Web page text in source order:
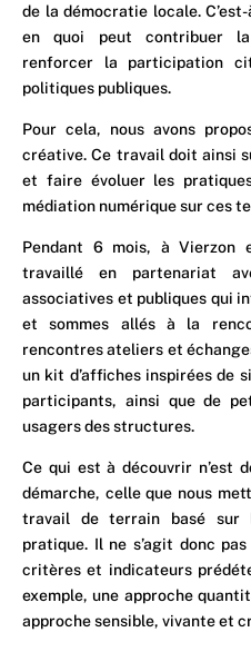
de la démocratie locale.
en quoi peut contribuer la
renforcer la participation
politiques publiques.
Pour cela, nous avons
créative. Ce travail doit ainsi
et faire évoluer les
médiation numérique sur ces
Pendant 6 mois, à Vierzon
travaillé en partenariat
associatives et publiques qui
et sommes allés à la
rencontres ateliers et
un kit d’affiches inspirées de
participants, ainsi que de
usagers des structures.
Ce qui est à découvrir n’est
démarche, celle que nous
travail de terrain basé sur
pratique. Il ne s’agit donc
critères et indicateurs
exemple, une approche
approche sensible, vivante et